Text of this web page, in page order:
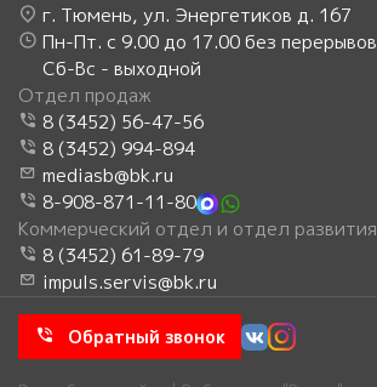
г. Тюмень, ул. Энергетиков д. 167
Пн-Пт. с 9.00 до 17.00 без перерывов
Сб-Вс - выходной
Отдел продаж
8 (3452) 56-47-56
8 (3452) 994-894
mediasb@bk.ru
8-908-871-11-80
Коммерческий отдел и отдел развития
8 (3452) 61-89-79
impuls.servis@bk.ru
Обратный звонок